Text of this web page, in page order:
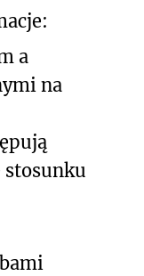
a
na
stosunku